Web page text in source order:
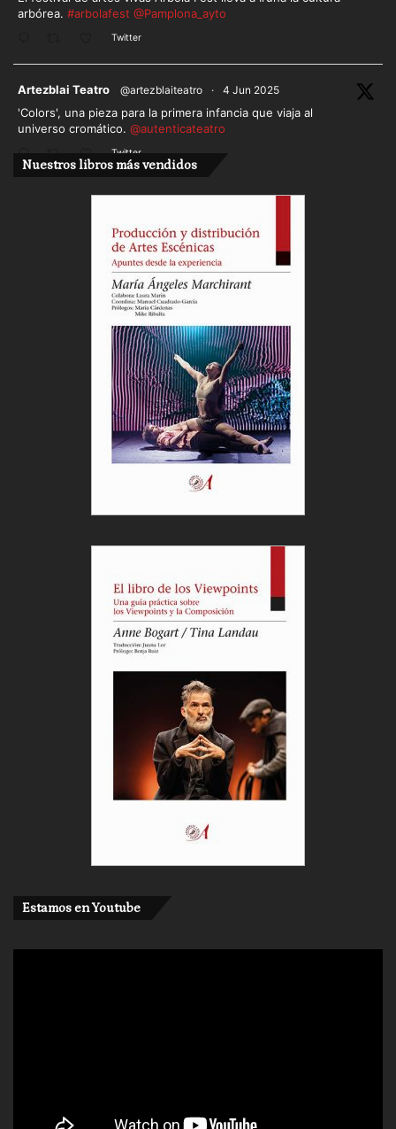
arbórea. #arbolafest @Pamplona_ayto
Twitter
Artezblai Teatro @artezblaiteatro · 4 Jun 2025
'Colors', una pieza para la primera infancia que viaja al
universo cromático. @autenticateatro
Twitter
Cargar más
Nuestros libros más vendidos
Estamos en Youtube